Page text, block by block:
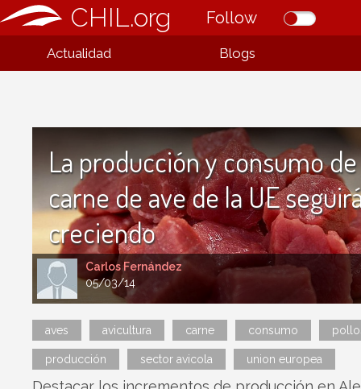
CHIL.org Follow
Actualidad Blogs
Carlos Fernández
05/03/14
La producción y consumo
carne de ave de la UE
creciendo
aves avicultura carne consumo
producción sector avicola union europea